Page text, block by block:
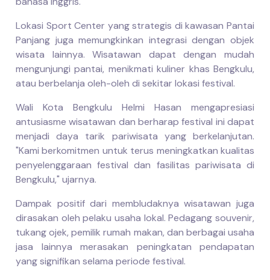
Lokasi Sport Center yang strategis di kawasan Pantai
Panjang juga memungkinkan integrasi dengan objek
wisata lainnya. Wisatawan dapat dengan mudah
mengunjungi pantai, menikmati kuliner khas Bengkulu,
atau berbelanja oleh-oleh di sekitar lokasi festival.
Wali Kota Bengkulu Helmi Hasan mengapresiasi
antusiasme wisatawan dan berharap festival ini dapat
menjadi daya tarik pariwisata yang berkelanjutan.
"Kami berkomitmen untuk terus meningkatkan kualitas
penyelenggaraan festival dan fasilitas pariwisata di
Bengkulu," ujarnya.
Dampak positif dari membludaknya wisatawan juga
dirasakan oleh pelaku usaha lokal. Pedagang souvenir,
tukang ojek, pemilik rumah makan, dan berbagai usaha
jasa lainnya merasakan peningkatan pendapatan
yang signifikan selama periode festival.